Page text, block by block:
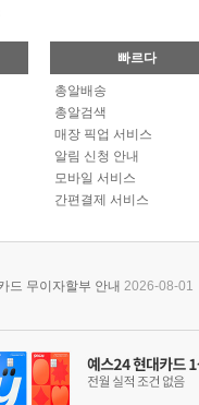
빠르다
총알배송
총알검색
매장 픽업 서비스
알림 신청 안내
모바일 서비스
간편결제 서비스
드 무이자할부 안내 2026-08-01